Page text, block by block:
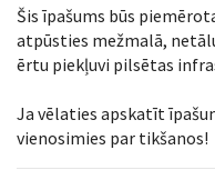
Šis īpašums būs
atpūsties mežmalā,
ērtu piekļuvi pilsētas
Ja vēlaties apskatīt
vienosimies par tikšanos!